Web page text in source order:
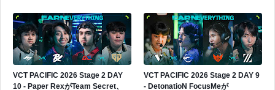
VCT PACIFIC 2026 Stage 2 DAY
10 - Paper RexがTeam Secret、
VCT PACIFIC 2026 Stage 2 DAY 9
- DetonatioN FocusMeが